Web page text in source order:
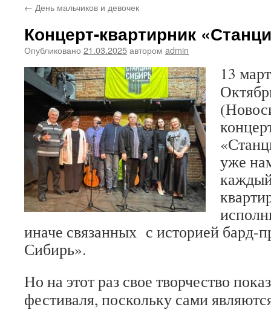
← День мальчиков и девочек
Концерт-квартирник
Опубликовано 21.03.2025автором admin
13
уже
иначе связанных с историей бард-
Сибирь».
Но на этот раз свое творчество
фестиваля, поскольку сами